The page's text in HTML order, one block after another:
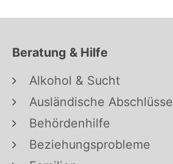
Beratung & Hilfe
Alkohol & Sucht
Ausländische Abschlüsse
Behördenhilfe
Beziehungsprobleme